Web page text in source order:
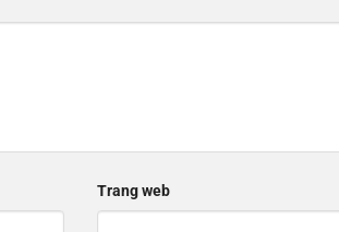
Trang web